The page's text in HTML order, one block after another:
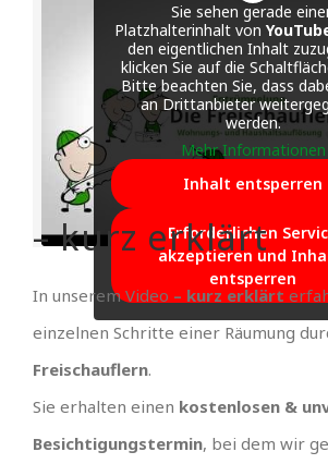
Sie sehen gerade
Platzhalterinhalt von
den eigentlichen Inhalt
klicken Sie auf die
Bitte beachten Sie, dass
an Drittanbieter
werden.
Mehr Informationen
Inhalt entsperren
Erforderlichen
akzeptieren und
entsperren
– kurz erklärt
In unserem Video – kurz erklärt
einzelnen Schritte einer Räumung
Freischauflern.
Sie erhalten einen kostenlosen &
Besichtigungstermin, bei dem wir